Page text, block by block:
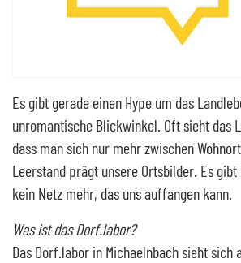
Es gibt gerade einen Hype um das
unromantische Blickwinkel. Oft sieht das
dass man sich nur mehr zwischen
Leerstand prägt unsere Ortsbilder. Es
kein Netz mehr, das uns auffangen kann.
Was ist das Dorf.labor?
Das Dorf.labor in Michaelnbach sieht sich